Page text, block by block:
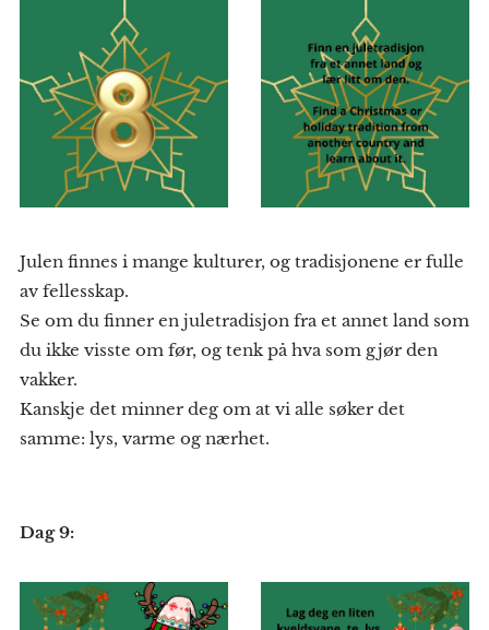
Julen finnes i mange kulturer, og tradisjonene er fulle
av fellesskap.
Se om du finner en juletradisjon fra et annet land som
du ikke visste om før, og tenk på hva som gjør den
vakker.
Kanskje det minner deg om at vi alle søker det
samme: lys, varme og nærhet.
Dag 9: